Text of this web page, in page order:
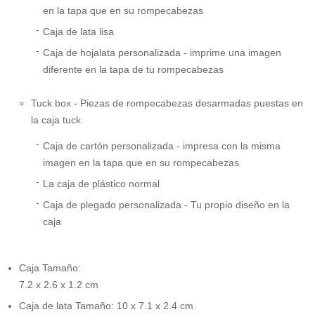
en la tapa que en su rompecabezas
Caja de lata lisa
Caja de hojalata personalizada - imprime una imagen
diferente en la tapa de tu rompecabezas
Tuck box - Piezas de rompecabezas desarmadas puestas en
la caja tuck
Caja de cartón personalizada - impresa con la misma
imagen en la tapa que en su rompecabezas
La caja de plástico normal
Caja de plegado personalizada - Tu propio diseño en la
caja
Caja Tamaño:
7.2 x 2.6 x 1.2 cm
Caja de lata Tamaño: 10 x 7.1 x 2.4 cm